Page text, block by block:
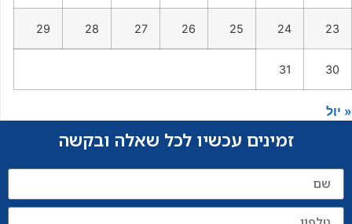
23
24
25
26
27
28
29
30
31
« יול
זמינים עכשיו לכל שאלה ובקשה